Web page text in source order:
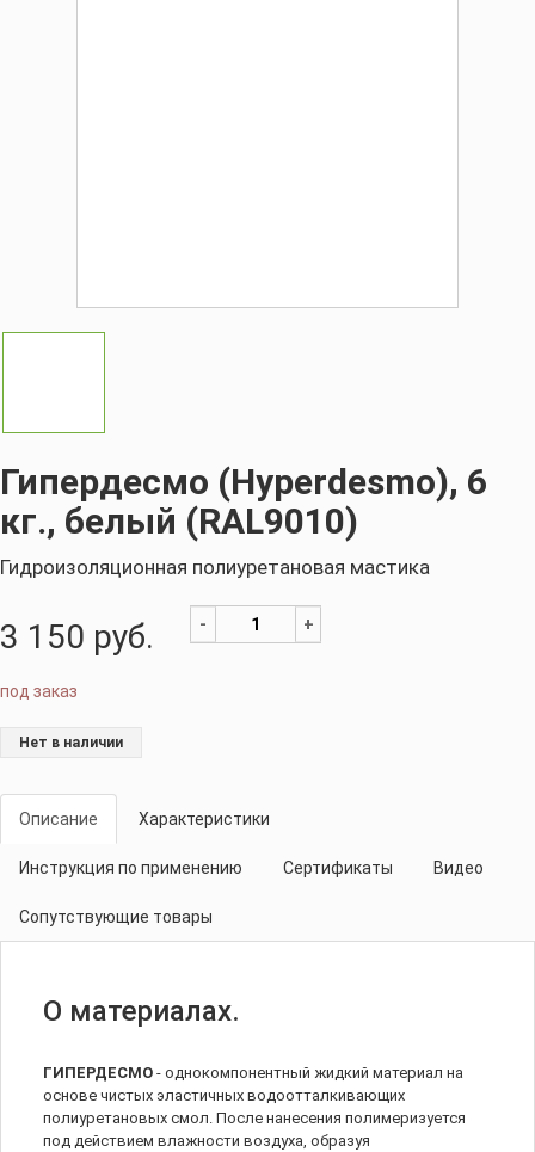
Гипердесмо (Hyperdesmo), 6
кг., белый (RAL9010)
Гидроизоляционная полиуретановая мастика
3 150 руб. - +
под заказ
Нет в наличии
Описание Характеристики
Инструкция по применению Сертификаты Видео
Сопутствующие товары
О материалах.
ГИПЕРДЕСМО - однокомпонентный жидкий материал на
основе чистых эластичных водоотталкивающих
полиуретановых смол. После нанесения полимеризуется
под действием влажности воздуха, образуя